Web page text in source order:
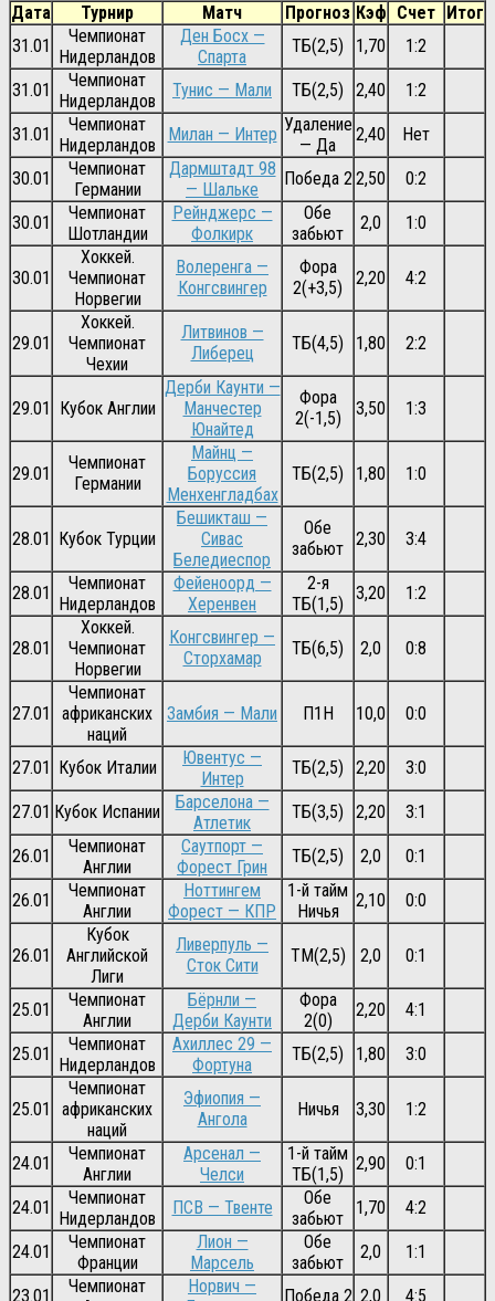
Дата Турнир Матч Прогноз Кэф Счет Итог
31.01
Чемпионат
Нидерландов
Ден Босх —
Спарта
ТБ(2,5) 1,70 1:2
31.01
Чемпионат
Нидерландов
Тунис — Мали ТБ(2,5) 2,40 1:2
31.01
Чемпионат
Нидерландов
Милан — Интер Удаление
— Да
2,40 Нет
30.01
Чемпионат
Германии
Дармштадт 98
— Шальке
Победа 2 2,50 0:2
30.01
Чемпионат
Шотландии
Рейнджерс —
Фолкирк
Обе
забьют
2,0 1:0
30.01
Хоккей.
Чемпионат
Норвегии
Волеренга —
Конгсвингер
Фора
2(+3,5)
2,20 4:2
29.01
Хоккей.
Чемпионат
Чехии
Литвинов —
Либерец
ТБ(4,5) 1,80 2:2
29.01 Кубок Англии
Дерби Каунти —
Манчестер
Юнайтед
Фора
2(-1,5)
3,50 1:3
29.01
Чемпионат
Германии
Майнц —
Боруссия
Менхенгладбах
ТБ(2,5) 1,80 1:0
28.01 Кубок Турции
Бешикташ —
Сивас
Беледиеспор
Обе
забьют 2,30 3:4
28.01
Чемпионат
Нидерландов
Фейеноорд —
Херенвен
2-я
ТБ(1,5)
3,20 1:2
28.01
Хоккей.
Чемпионат
Норвегии
Конгсвингер —
Сторхамар
ТБ(6,5) 2,0 0:8
27.01
Чемпионат
африканских
наций
Замбия — Мали П1Н 10,0 0:0
27.01 Кубок Италии
Ювентус —
Интер
ТБ(2,5) 2,20 3:0
27.01 Кубок Испании
Барселона —
Атлетик
ТБ(3,5) 2,20 3:1
26.01
Чемпионат
Англии
Саутпорт —
Форест Грин
ТБ(2,5) 2,0 0:1
26.01
Чемпионат
Англии
Ноттингем
Форест — КПР
1-й тайм
Ничья
2,10 0:0
26.01
Кубок
Английской
Лиги
Ливерпуль —
Сток Сити
ТМ(2,5) 2,0 0:1
25.01
Чемпионат
Англии
Бёрнли —
Дерби Каунти
Фора
2(0)
2,20 4:1
25.01
Чемпионат
Нидерландов
Ахиллес 29 —
Фортуна
ТБ(2,5) 1,80 3:0
25.01
Чемпионат
африканских
наций
Эфиопия —
Ангола
Ничья 3,30 1:2
24.01
Чемпионат
Англии
Арсенал —
Челси
1-й тайм
ТБ(1,5)
2,90 0:1
24.01
Чемпионат
Нидерландов
ПСВ — Твенте
Обе
забьют
1,70 4:2
24.01
Чемпионат
Франции
Лион —
Марсель
Обе
забьют
2,0 1:1
23.01
Чемпионат
Норвич —
Победа 2 2,0 4:5